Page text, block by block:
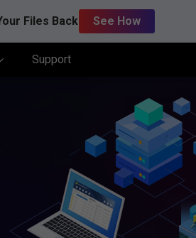
Files Back See How
Support